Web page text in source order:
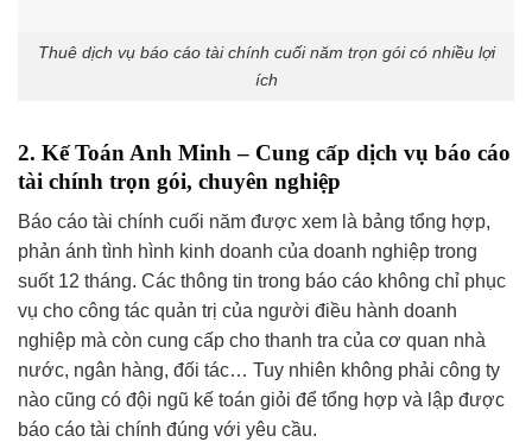
Thuê dịch vụ báo cáo tài chính cuối năm trọn gói có nhiều lợi
ích
2. Kế Toán Anh Minh – Cung cấp dịch vụ báo cáo
tài chính trọn gói, chuyên nghiệp
Báo cáo tài chính cuối năm được xem là bảng tổng hợp,
phản ánh tình hình kinh doanh của doanh nghiệp trong
suốt 12 tháng. Các thông tin trong báo cáo không chỉ phục
vụ cho công tác quản trị của người điều hành doanh
nghiệp mà còn cung cấp cho thanh tra của cơ quan nhà
nước, ngân hàng, đối tác… Tuy nhiên không phải công ty
nào cũng có đội ngũ kế toán giỏi để tổng hợp và lập được
báo cáo tài chính đúng với yêu cầu.